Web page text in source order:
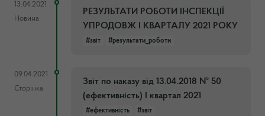
13.04.2021
Новина
РЕЗУЛЬТАТИ РОБОТИ ІНСПЕКЦІЇ
УПРОДОВЖ I КВАРТАЛУ 2021 РОКУ
#звіт #результати_роботи
09.04.2021
Сторінка
Звіт по наказу від 13.04.2018 № 50
(ефективність) І квартал 2021
#ефективність #звіт